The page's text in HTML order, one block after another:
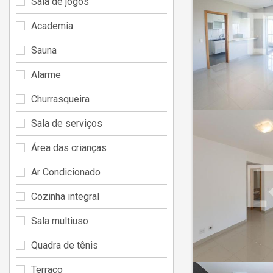
Academia
Sauna
Alarme
Churrasqueira
Sala de serviços
Área das crianças
Ar Condicionado
Cozinha integral
Sala multiuso
Quadra de tênis
Terraço